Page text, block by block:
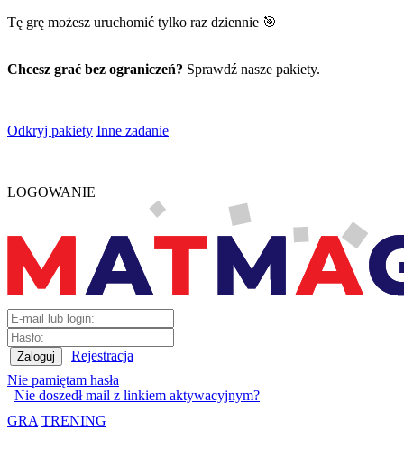
Tę grę możesz uruchomić tylko raz dziennie 🎯
Chcesz grać bez ograniczeń? Sprawdź nasze pakiety.
Odkryj pakiety Inne zadanie
LOGOWANIE
Rejestracja
Nie pamiętam hasła
Nie doszedł mail z linkiem aktywacyjnym?
GRA TRENING